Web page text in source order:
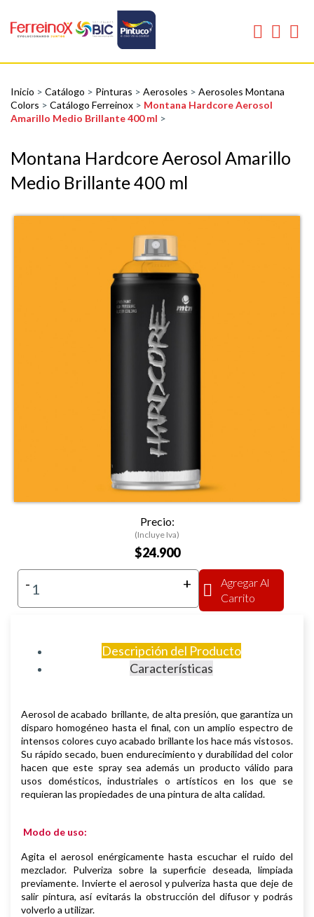
Inicio > Catálogo > Pinturas > Aerosoles > Aerosoles Montana
Colors > Catálogo Ferreinox > Montana Hardcore Aerosol
Amarillo Medio Brillante 400 ml >
Montana Hardcore Aerosol Amarillo
Medio Brillante 400 ml
Precio:
(Incluye Iva)
$24.900
- +
Agregar Al
Carrito
Descripción del Producto
Características
Aerosol deacabado brillante, dealta presión, que garantiza un
disparo homogéneo hasta el final, con un amplio espectro de
intensos colores cuyo acabado brillante los hace más vistosos.
Su rápido secado, buen endurecimiento y durabilidad del color
hacen que este spray sea además un producto válido para
usos domésticos, industriales o artísticos en los que se
requieran las propiedades de una pintura de alta calidad.
Modo de uso:
Agita el aerosol enérgicamente hasta escuchar el ruido del
mezclador. Pulveriza sobre la superficie deseada, limpiada
previamente. Invierte el aerosol y pulveriza hasta que deje de
salir pintura, así evitarás la obstrucción del difusor y podrás
volverlo a utilizar.